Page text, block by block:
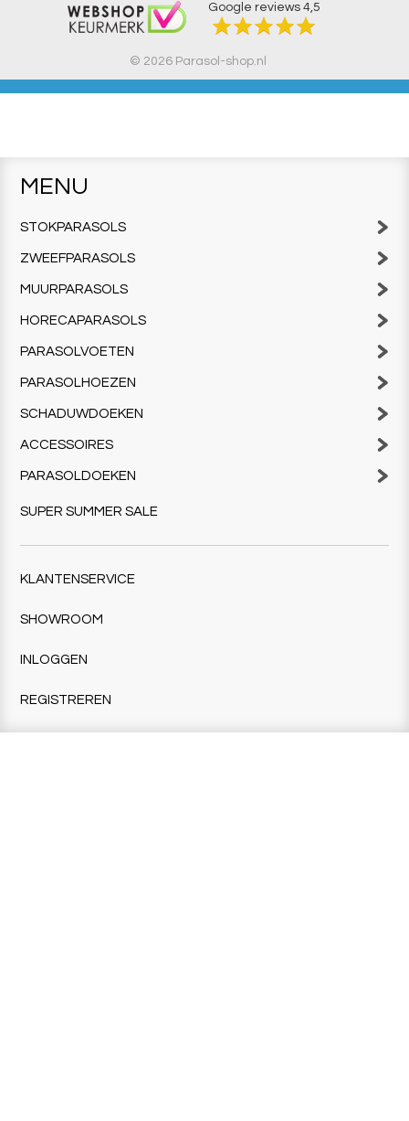
Google reviews 4,5
© 2026 Parasol-shop.nl
MENU
STOKPARASOLS
ZWEEFPARASOLS
MUURPARASOLS
HORECAPARASOLS
PARASOLVOETEN
PARASOLHOEZEN
SCHADUWDOEKEN
ACCESSOIRES
PARASOLDOEKEN
SUPER SUMMER SALE
KLANTENSERVICE
SHOWROOM
INLOGGEN
REGISTREREN